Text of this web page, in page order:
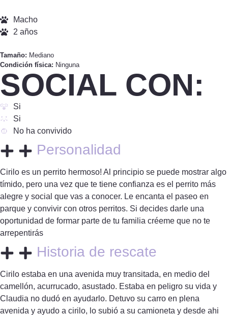
Macho
2 años
Tamaño: Mediano
Condición física: Ninguna
SOCIAL CON:
Si
Si
No ha convivido
Personalidad
Cirilo es un perrito hermoso! Al principio se puede mostrar algo
tímido, pero una vez que te tiene confianza es el perrito más
alegre y social que vas a conocer. Le encanta el paseo en
parque y convivir con otros perritos. Si decides darle una
oportunidad de formar parte de tu familia créeme que no te
arrepentirás
Historia de rescate
Cirilo estaba en una avenida muy transitada, en medio del
camellón, acurrucado, asustado. Estaba en peligro su vida y
Claudia no dudó en ayudarlo. Detuvo su carro en plena
avenida y ayudo a cirilo, lo subió a su camioneta y desde ahi